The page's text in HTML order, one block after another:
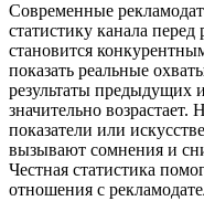
Современные
статистику канала
становится
показать реальные
результаты предыдущих
значительно
показатели или
вызывают сомнения и
Честная статистика
отношения с